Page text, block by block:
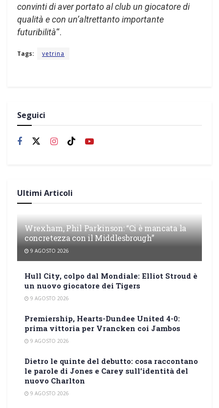
convinti di aver portato al club un giocatore di
qualità e con un’altrettanto importante
futuribilità“.
Tags: vetrina
Seguici
Ultimi Articoli
Wrexham, Phil Parkinson: “Ci è mancata la
concretezza con il Middlesbrough”
9 AGOSTO 2026
Hull City, colpo dal Mondiale: Elliot Stroud è
un nuovo giocatore dei Tigers
9 AGOSTO 2026
Premiership, Hearts-Dundee United 4-0:
prima vittoria per Vrancken coi Jambos
9 AGOSTO 2026
Dietro le quinte del debutto: cosa raccontano
le parole di Jones e Carey sull’identità del
nuovo Charlton
9 AGOSTO 2026